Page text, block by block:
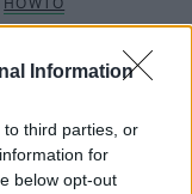
Information
third parties, or
for
below opt-out
TikTok